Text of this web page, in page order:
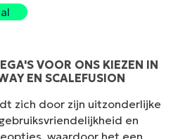
VOOR ONS KIEZEN IN
EN SCALEFUSION
zich door zijn uitzonderlijke
en
waardoor het een